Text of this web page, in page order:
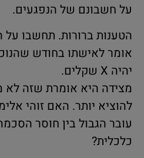
על חשבונם של הנפגעים.
הטענות ברורות. תחשבו
אומר לאישתו בחודש
יהיה X שקלים.
מצידה היא אומרת שזה לא
להוציא יותר. האם זוהי
עובר הגבול בין חוסר
כלכלית?